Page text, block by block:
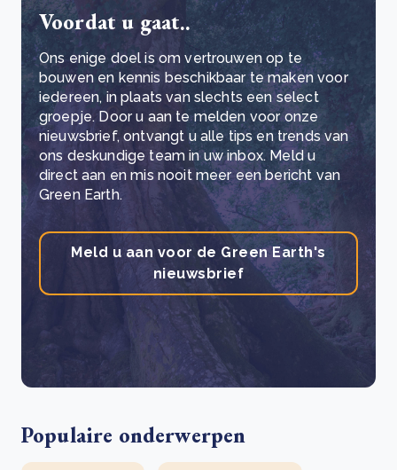
Voordat u gaat..
Ons enige doel is om vertrouwen op te
bouwen en kennis beschikbaar te maken voor
iedereen, in plaats van slechts een select
groepje. Door u aan te melden voor onze
nieuwsbrief, ontvangt u alle tips en trends van
ons deskundige team in uw inbox. Meld u
direct aan en mis nooit meer een bericht van
Green Earth.
Meld u aan voor de Green Earth's
nieuwsbrief
Populaire onderwerpen